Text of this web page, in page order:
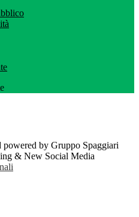
by Gruppo Spaggiari
& New Social Media